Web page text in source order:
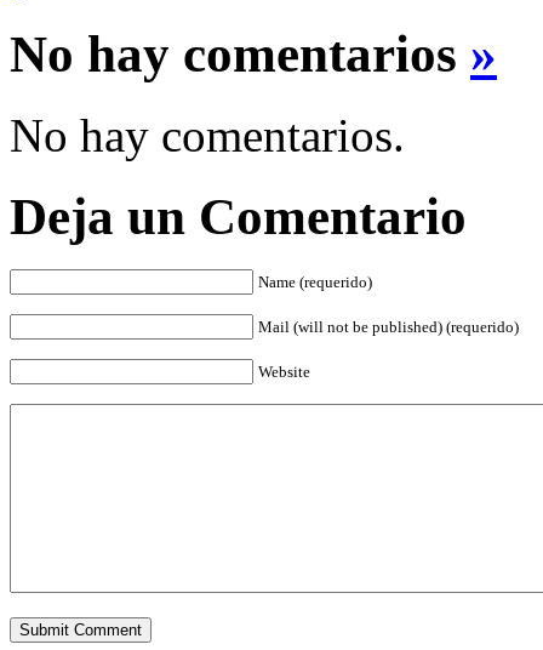
No hay comentarios »
No hay comentarios.
Deja un Comentario
Name (requerido)
Mail (will not be published) (requerido)
Website